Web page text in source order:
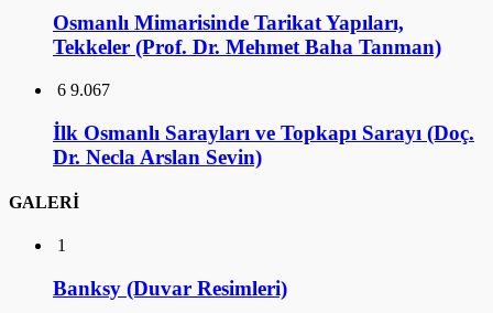
Osmanlı Mimarisinde Tarikat Yapıları,
Tekkeler (Prof. Dr. Mehmet Baha Tanman)
6 9.067
İlk Osmanlı Sarayları ve Topkapı Sarayı (Doç.
Dr. Necla Arslan Sevin)
GALERİ
1
Banksy (Duvar Resimleri)